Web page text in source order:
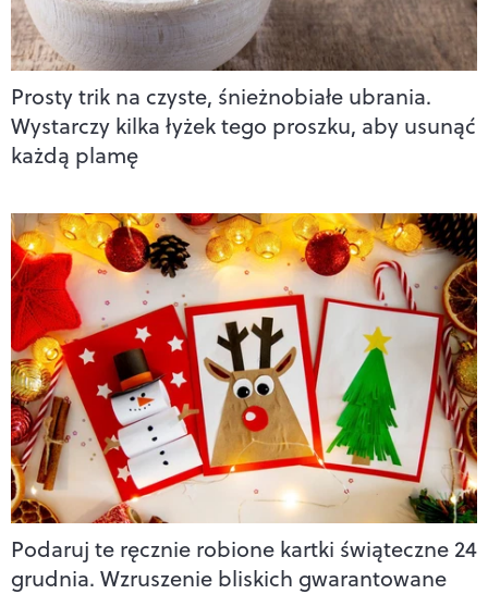
Prosty trik na czyste, śnieżnobiałe ubrania.
Wystarczy kilka łyżek tego proszku, aby usunąć
każdą plamę
Podaruj te ręcznie robione kartki świąteczne 24
grudnia. Wzruszenie bliskich gwarantowane